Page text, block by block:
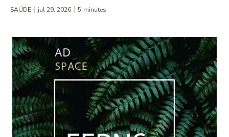
SAÚDE jul 29, 2026 5 minutes